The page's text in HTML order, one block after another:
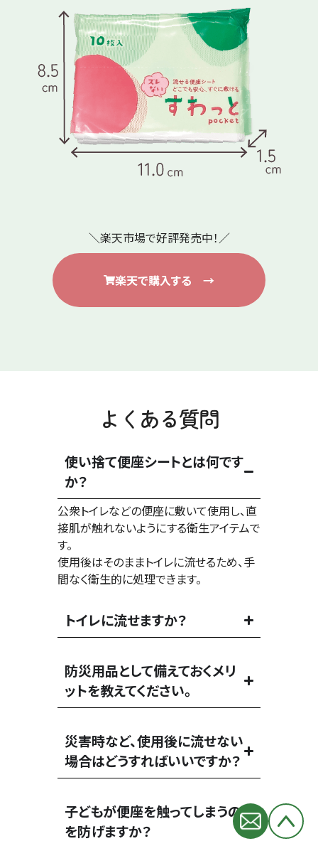
＼楽天市場で好評発売中！／
楽天で購入する →
よくある質問
使い捨て便座シートとは何です
か？
公衆トイレなどの便座に敷いて使用し、直
接肌が触れないようにする衛生アイテムで
す。
使用後はそのままトイレに流せるため、手
間なく衛生的に処理できます。
トイレに流せますか？
防災用品として備えておくメリ
ットを教えてください。
災害時など、使用後に流せない
場合はどうすればいいですか？
子どもが便座を触ってしまうの
を防げますか？